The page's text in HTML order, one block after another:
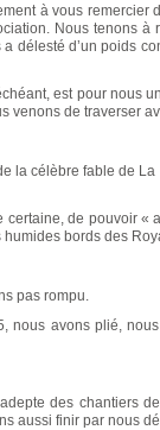
à vous
Nous tenons
délesté d’un poids
est pour nous
venons de traverser
la célèbre fable de
de pouvoir «
bords des
pas rompu.
nous avons plié,
des chantiers
aussi finir par nous